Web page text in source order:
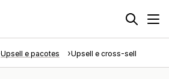
Upsell e pacotes Upsell e cross-sell